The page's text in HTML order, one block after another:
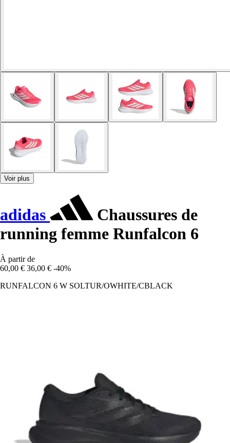
Voir plus
adidas
Chaussures de
running femme Runfalcon 6
À partir de
60,00 € 36,00 € -40%
RUNFALCON 6 W SOLTUR/OWHITE/CBLACK